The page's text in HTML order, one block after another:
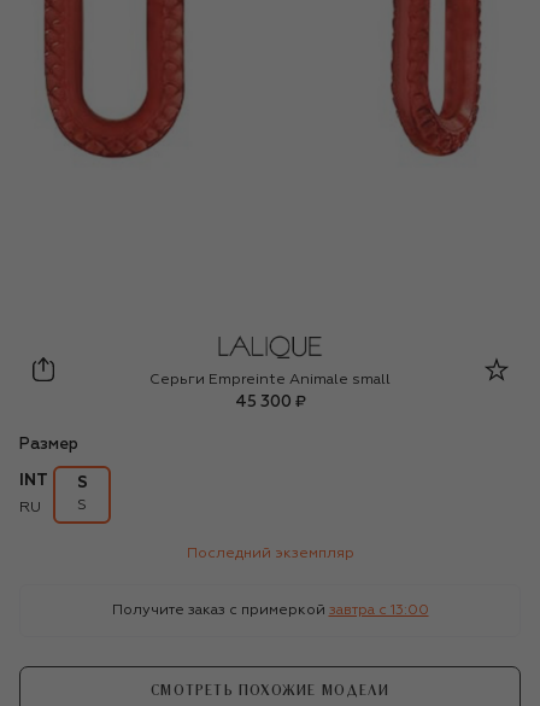
Lalique
Серьги Empreinte Animale small
45 300 ₽
Размер
INT
RU
S
S
Последний экземпляр
Получите заказ с примеркой завтра c 13:00
СМОТРЕТЬ ПОХОЖИЕ МОДЕЛИ